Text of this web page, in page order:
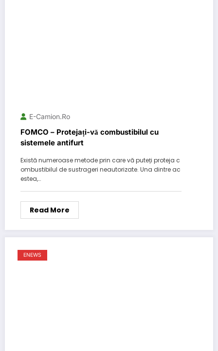
E-Camion.ro
FOMCO – Protejați-vă combustibilul cu
sistemele antifurt
Există numeroase metode prin care vă puteți proteja c
ombustibilul de sustrageri neautorizate. Una dintre ac
estea,…
Read More
ENEWS